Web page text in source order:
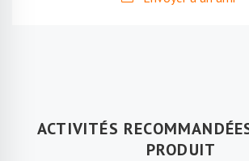
ACTIVITÉS
PRODUIT